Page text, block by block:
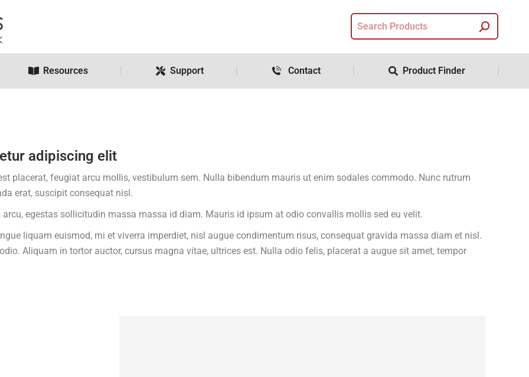
Resources Support Contact Product Finder
adipiscing elit
placerat, feugiat arcu mollis, vestibulum sem. Nulla bibendum mauris ut enim sodales commodo. Nunc rutrum
erat, suscipit consequat nisl.
egestas sollicitudin massa massa id diam. Mauris id ipsum at odio convallis mollis sed eu velit.
liquam euismod, mi et viverra imperdiet, nisl augue condimentum risus, consequat gravida massa diam et nisl.
Aliquam in tortor auctor, cursus magna vitae, ultrices est. Nulla odio felis, placerat a augue sit amet, tempor